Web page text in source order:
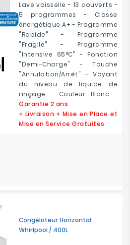
Lave vaisselle - 13 couverts -
5 programmes - Classe
énergétique A+ - Programme
"Rapide" - Programme
"Fragile" - Programme
"Intensive 65°C" - Fonction
"Demi-Charge" - Touche
"Annulation/Arrêt" - Voyant
du niveau de liquide de
rinçage - Couleur Blanc -
Garantie 2 ans
+ Livraison + Mise en Place et
Mise en Service Gratuites
Congélateur Horizontal
Whirlpool / 400L